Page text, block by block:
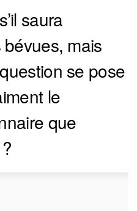
saura
mais
se pose
le
que